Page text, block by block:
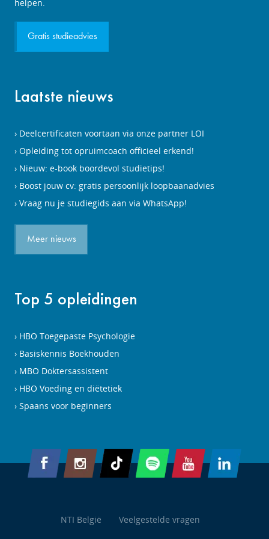
helpen.
Gratis studieadvies
Laatste nieuws
Deelcertificaten voortaan via onze partner LOI
Opleiding tot opruimcoach officieel erkend!
Nieuw: e-book boordevol studietips!
Boost jouw cv: gratis persoonlijk loopbaanadvies
Vraag nu je studiegids aan via WhatsApp!
Meer nieuws
Top 5 opleidingen
HBO Toegepaste Psychologie
Basiskennis Boekhouden
MBO Doktersassistent
HBO Voeding en diëtetiek
Spaans voor beginners
NTI België
Veelgestelde vragen